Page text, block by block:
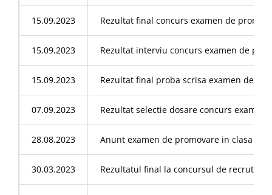
15.09.2023 Rezultat final concurs examen de
15.09.2023 Rezultat interviu concurs examen de
15.09.2023 Rezultat final proba scrisa examen de
07.09.2023 Rezultat selectie dosare concurs
28.08.2023 Anunt examen de promovare in clasa I
30.03.2023 Rezultatul final la concursul de